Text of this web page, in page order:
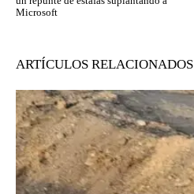
Microsoft
ARTÍCULOS RELACIONADOS